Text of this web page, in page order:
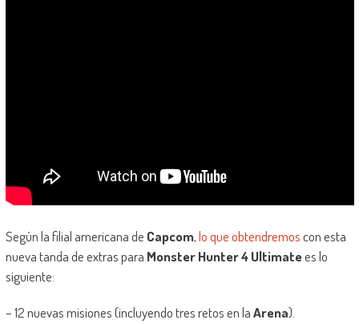
Según la filial americana de Capcom,lo que obtendremoscon esta
nueva tanda de extras para Monster Hunter 4 Ultimatees lo
siguiente:
– 12 nuevas misiones (incluyendo tres retos en laArena).